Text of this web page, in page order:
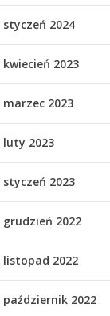
styczeń 2024
kwiecień 2023
marzec 2023
luty 2023
styczeń 2023
grudzień 2022
listopad 2022
październik 2022